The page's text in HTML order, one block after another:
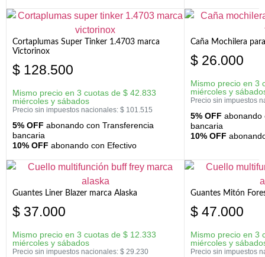
Cortaplumas Super Tinker 1.4703 marca
Victorinox
$ 128.500
Mismo precio en 3 cuotas de $ 42.833
miércoles y sábados
Precio sin impuestos nacionales: $ 101.515
5% OFF abonando con Transferencia
bancaria
10% OFF abonando con Efectivo
Caña Mochilera
$ 26.000
Mismo precio en 3
miércoles y
Precio sin impuestos
5% OFF abonando
bancaria
10% OFF
Guantes Liner Blazer marca Alaska
$ 37.000
Mismo precio en 3 cuotas de $ 12.333
miércoles y sábados
Precio sin impuestos nacionales: $ 29.230
Guantes Mitón
$ 47.000
Mismo precio en 3
miércoles y
Precio sin impuestos